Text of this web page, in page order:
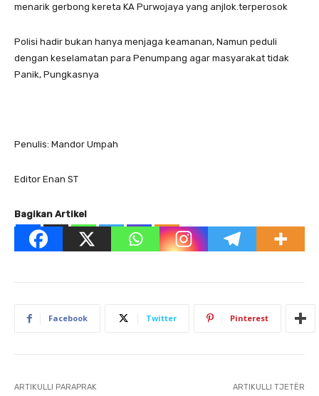
menarik gerbong kereta KA Purwojaya yang anjlok.terperosok
Polisi hadir bukan hanya menjaga keamanan, Namun peduli
dengan keselamatan para Penumpang agar masyarakat tidak
Panik, Pungkasnya
Penulis: Mandor Umpah
Editor Enan ST
Bagikan Artikel
Facebook Twitter Pinterest
ARTIKULLI PARAPRAK ARTIKULLI TJETËR